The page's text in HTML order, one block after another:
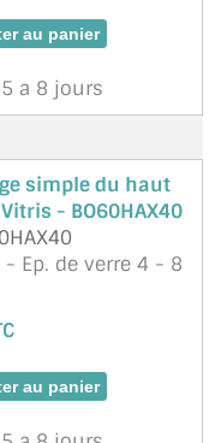
des verres petits et
a 8 jours
simple du haut
- BO60HAX40
- Ep. de verre 4 - 8
pour l'isolation
m